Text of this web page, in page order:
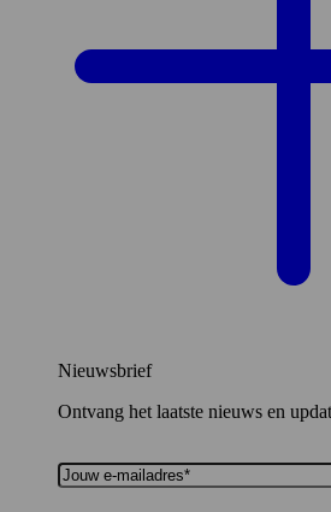
Nieuwsbrief
Ontvang het laatste nieuws en
Jouw
e-